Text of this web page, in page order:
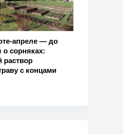
апреле — до
сорняках:
раствор
с концами